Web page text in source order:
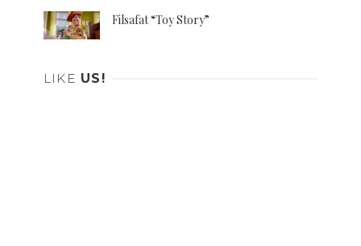
Filsafat “Toy Story”
LIKE US!